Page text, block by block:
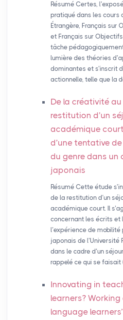
Résumé Certes,
pratiqué dans les cours
Étrangère, Français sur
et Français sur
tâche
lumière des théories
dominantes et s’inscrit
actionnelle, telle que la
De la créativité
restitution d’un
académique
d’une tentative
du genre dans un
japonais
Résumé Cette étude
de la restitution d’un
académique court. Il
concernant les écrits et
l’expérience de
japonais de l’Université
dans le cadre d’un
rappelé ce qui se faisait
Innovating in
learners?
language